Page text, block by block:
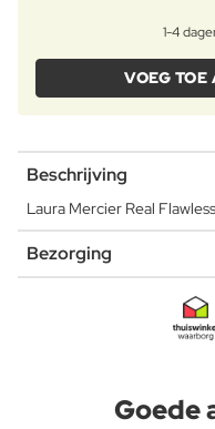
1-4
VOEG
Beschrijving
Laura Mercier Real
Bezorging
Goede